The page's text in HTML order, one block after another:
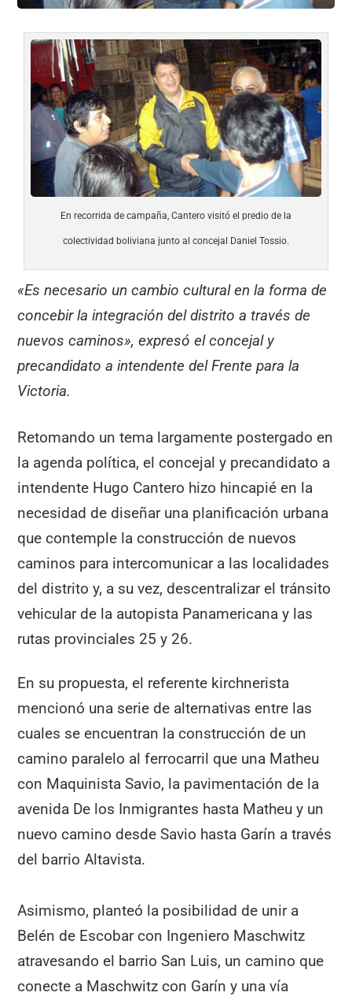
En recorrida de campaña, Cantero visitó el predio de la
colectividad boliviana junto al concejal Daniel Tossio.
«Es necesario un cambio cultural en la forma de
concebir la integración del distrito a través de
nuevos caminos», expresó el concejal y
precandidato a intendente del Frente para la
Victoria.
Retomando un tema largamente postergado en
la agenda política, el concejal y precandidato a
intendente Hugo Cantero hizo hincapié en la
necesidad de diseñar una planificación urbana
que contemple la construcción de nuevos
caminos para intercomunicar a las localidades
del distrito y, a su vez, descentralizar el tránsito
vehicular de la autopista Panamericana y las
rutas provinciales 25 y 26.
En su propuesta, el referente kirchnerista
mencionó una serie de alternativas entre las
cuales se encuentran la construcción de un
camino paralelo al ferrocarril que una Matheu
con Maquinista Savio, la pavimentación de la
avenida De los Inmigrantes hasta Matheu y un
nuevo camino desde Savio hasta Garín a través
del barrio Altavista.
Asimismo, planteó la posibilidad de unir a
Belén de Escobar con Ingeniero Maschwitz
atravesando el barrio San Luis, un camino que
conecte a Maschwitz con Garín y una vía